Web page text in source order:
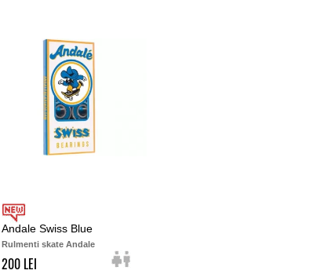
Andale Swiss Blue
Rulmenti skate Andale
200